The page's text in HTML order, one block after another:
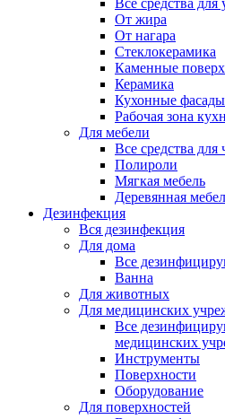
Все средства
От жира
От нагара
Стеклокерамика
Каменные
Керамика
Кухонные фасады
Рабочая зона
Для мебели
Все средства для
Полироли
Мягкая мебель
Деревянная
Дезинфекция
Вся дезинфекция
Для дома
Все
Ванна
Для животных
Для медицинских
Все
медицинских
Инструменты
Поверхности
Оборудование
Для поверхностей